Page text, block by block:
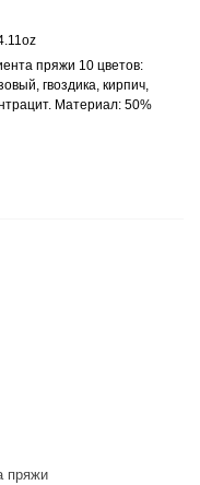
пряжи 10 цветов:
гвоздика, кирпич,
Материал: 50%
пряжи